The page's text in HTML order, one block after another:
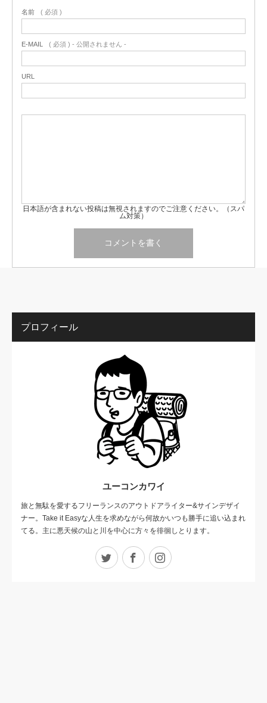
名前 ( 必須 )
E-MAIL ( 必須 ) - 公開されません -
URL
日本語が含まれない投稿は無視されますのでご注意ください。（スパ
ム対策）
プロフィール
ユーコンカワイ
旅と無駄を愛するフリーランスのアウトドアライター&サインデザイ
ナー。Take it Easyな人生を求めながら何故かいつも勝手に追い込まれ
てる。主に悪天候の山と川を中心に方々を徘徊しとります。
Twitter Facebook